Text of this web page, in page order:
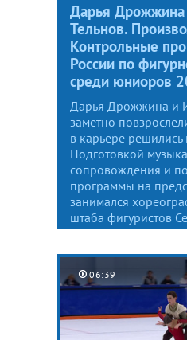
Дарья
Тельнов.
Контрольные
России по
среди юниоров
Дарья Дрожжина и
заметно
в карьере решились
Подготовкой
сопровождения и
программы на
занимался
штаба фигуристов
06:39